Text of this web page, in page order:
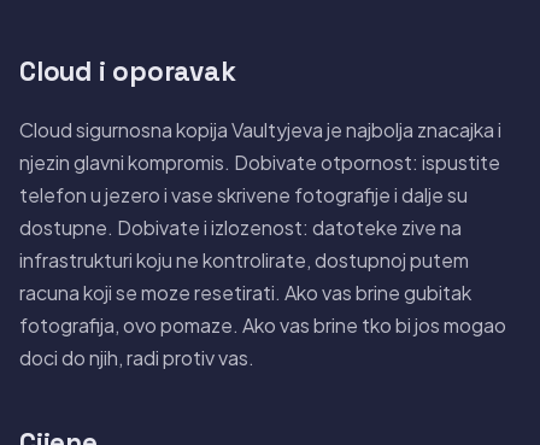
Cloud i oporavak
Cloud sigurnosna kopija Vaultyjeva je najbolja znacajka i
njezin glavni kompromis. Dobivate otpornost: ispustite
telefon u jezero i vase skrivene fotografije i dalje su
dostupne. Dobivate i izlozenost: datoteke zive na
infrastrukturi koju ne kontrolirate, dostupnoj putem
racuna koji se moze resetirati. Ako vas brine gubitak
fotografija, ovo pomaze. Ako vas brine tko bi jos mogao
doci do njih, radi protiv vas.